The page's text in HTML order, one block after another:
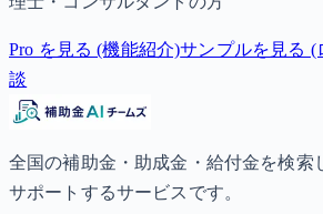
Pro を見る (機能紹介)サンプルを見る (
談
全国の補助金・助成金・給付金を検索
サポートするサービスです。